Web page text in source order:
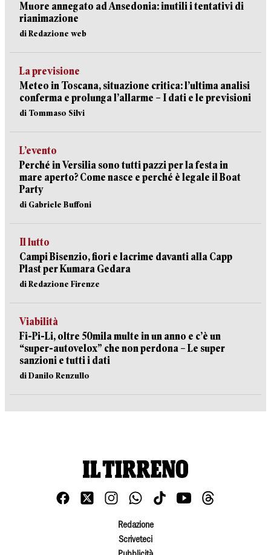
Muore annegato ad Ansedonia: inutili i tentativi di
rianimazione
di Redazione web
La previsione
Meteo in Toscana, situazione critica: l’ultima analisi
conferma e prolunga l’allarme – I dati e le previsioni
di Tommaso Silvi
L’evento
Perché in Versilia sono tutti pazzi per la festa in
mare aperto? Come nasce e perché è legale il Boat
Party
di Gabriele Buffoni
Il lutto
Campi Bisenzio, fiori e lacrime davanti alla Capp
Plast per Kumara Gedara
di Redazione Firenze
Viabilità
Fi-Pi-Li, oltre 50mila multe in un anno e c’è un
“super-autovelox” che non perdona – Le super
sanzioni e tutti i dati
di Danilo Renzullo
Redazione
Scriveteci